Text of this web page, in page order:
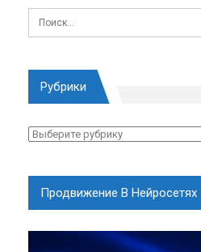
Рубрики
Рубрики
Продвижение В Нейросетях